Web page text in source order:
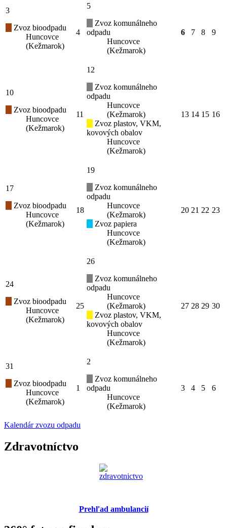
3
Zvoz bioodpadu
Huncovce
(Kežmarok)
4
5
Zvoz komunálneho
odpadu
Huncovce
(Kežmarok)
6 7 8 9
10
Zvoz bioodpadu
Huncovce
(Kežmarok)
11
12
Zvoz komunálneho
odpadu
Huncovce
(Kežmarok)
Zvoz plastov, VKM,
kovových obalov
Huncovce
(Kežmarok)
13 14 15 16
17
Zvoz bioodpadu
Huncovce
(Kežmarok)
18
19
Zvoz komunálneho
odpadu
Huncovce
(Kežmarok)
Zvoz papiera
Huncovce
(Kežmarok)
20 21 22 23
24
Zvoz bioodpadu
Huncovce
(Kežmarok)
25
26
Zvoz komunálneho
odpadu
Huncovce
(Kežmarok)
Zvoz plastov, VKM,
kovových obalov
Huncovce
(Kežmarok)
27 28 29 30
31
Zvoz bioodpadu
Huncovce
(Kežmarok)
1
2
Zvoz komunálneho
odpadu
Huncovce
(Kežmarok)
3 4 5 6
Kalendár zvozu odpadu
Zdravotníctvo
Prehľad ambulancií